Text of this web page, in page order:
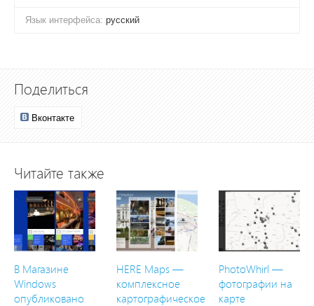
Язык интерфейса: русский
Поделиться
Вконтакте
Читайте также
В Магазине
Windows
опубликовано
HERE Maps —
комплексное
картографическое
PhotoWhirl —
фотографии на
карте